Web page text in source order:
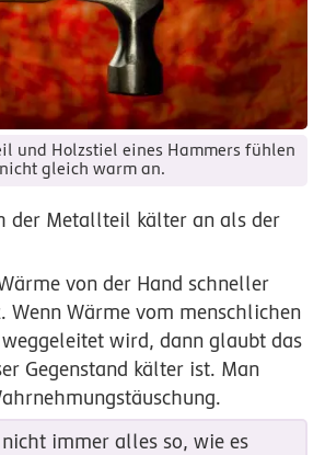
und Holzstiel eines Hammers fühlen
gleich warm an.
der Metallteil kälter an als der
von der Hand schneller
Wenn Wärme vom menschlichen
wird, dann glaubt das
Gegenstand kälter ist. Man
immer alles so, wie es